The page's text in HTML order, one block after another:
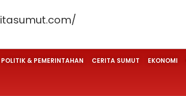
POLITIK & PEMERINTAHAN CERITA SUMUT EKONOMI